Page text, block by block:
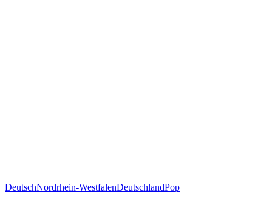
DeutschNordrhein-WestfalenDeutschlandPop